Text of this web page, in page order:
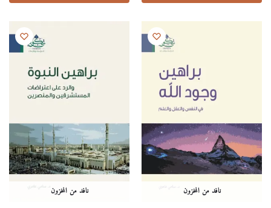
نافد من المخزون نافد من المخزون